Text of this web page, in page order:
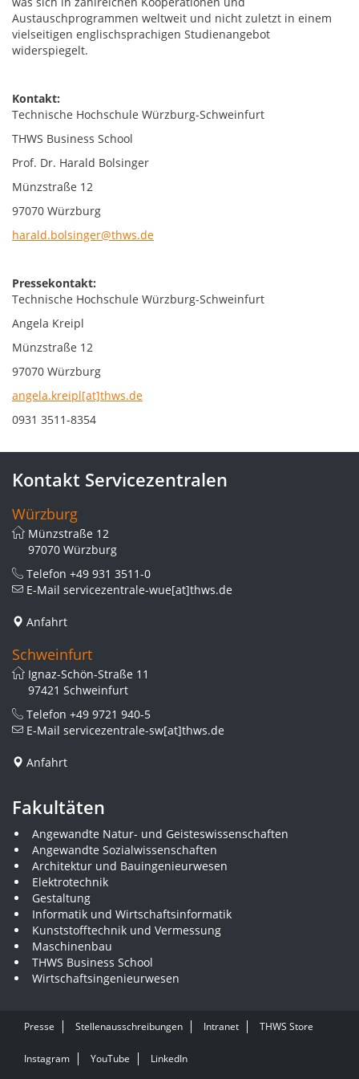
Austauschprogrammen weltweit und nicht zuletzt in einem
vielseitigen englischsprachigen Studienangebot
widerspiegelt.
Kontakt:
Technische Hochschule Würzburg-Schweinfurt
THWS Business School
Prof. Dr. Harald Bolsinger
Münzstraße 12
97070 Würzburg
harald.bolsinger@thws.de
Pressekontakt:
Technische Hochschule Würzburg-Schweinfurt
Angela Kreipl
Münzstraße 12
97070 Würzburg
angela.kreipl[at]thws.de
0931 3511-8354
Kontakt Servicezentralen
Würzburg
Münzstraße 12
97070 Würzburg
Telefon +49 931 3511-0
E-Mail servicezentrale-wue[at]thws.de
Anfahrt
Schweinfurt
Ignaz-Schön-Straße 11
97421 Schweinfurt
Telefon +49 9721 940-5
E-Mail servicezentrale-sw[at]thws.de
Anfahrt
Fakultäten
Angewandte Natur- und Geisteswissenschaften
Angewandte Sozialwissenschaften
Architektur und Bauingenieurwesen
Elektrotechnik
Gestaltung
Informatik und Wirtschaftsinformatik
Kunststofftechnik und Vermessung
Maschinenbau
THWS Business School
Wirtschaftsingenieurwesen
Presse Stellenausschreibungen Intranet THWS Store
Instagram YouTube LinkedIn